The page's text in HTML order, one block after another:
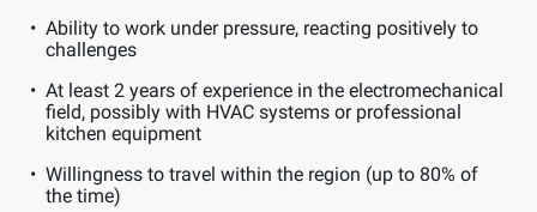
Ability to work under pressure, reacting positively to
challenges
At least 2 years of experience in the electromechanical
field, possibly with HVAC systems or professional
kitchen equipment
Willingness to travel within the region (up to 80% of
the time)